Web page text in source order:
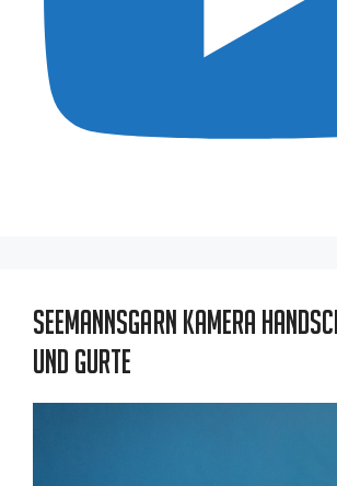
Seemannsgarn Kamera
und Gurte